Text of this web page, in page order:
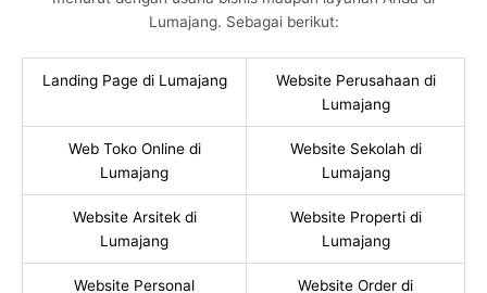
Lumajang. Sebagai berikut:
Landing Page di Lumajang
Website Perusahaan di
Lumajang
Web Toko Online di
Lumajang
Website Sekolah di
Lumajang
Website Arsitek di
Lumajang
Website Properti di
Lumajang
Website Personal
Website Order di